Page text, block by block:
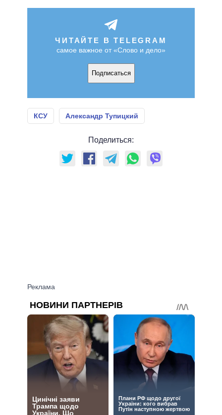
ЧИТАЙТЕ В TELEGRAM
самое важное от «Слово и дело»
Подписаться
КСУ Александр Тупицкий
Поделиться: